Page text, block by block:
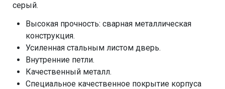
серый.
Высокая прочность: сварная металлическая
конструкция.
Усиленная стальным листом дверь.
Внутренние петли.
Качественный металл.
Специальное качественное покрытие корпуса